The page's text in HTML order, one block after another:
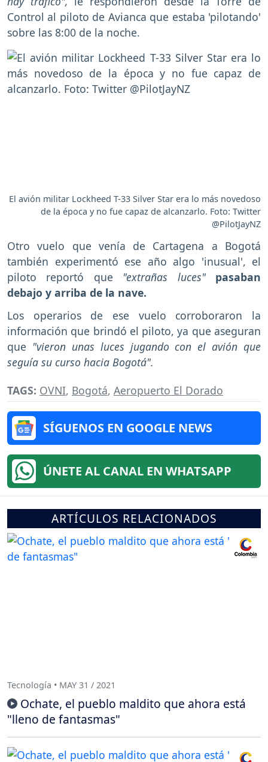
Control al piloto de Avianca que estaba 'pilotando'
sobre las 8:00 de la noche.
El avión militar Lockheed T-33 Silver Star era lo más novedoso
de la época y no fue capaz de alcanzarlo. Foto: Twitter
@PilotJayNZ
Otro vuelo que venía de Cartagena a Bogotá
también experimentó ese año algo 'inusual', el
piloto reportó que "extrañas luces"pasaban
debajo y arriba de la nave.
Los operarios de ese vuelo corroboraron la
información que brindó el piloto, ya que aseguran
que "vieron unas luces jugando con el avión que
seguía su curso hacia Bogotá".
TAGS: OVNI, Bogotá, Aeropuerto El Dorado
SÍGUENOS EN GOOGLE NEWS
ÚNETE AL CANAL EN WHATSAPP
ARTÍCULOS RELACIONADOS
Tecnología • MAY 31 / 2021
Ochate, el pueblo maldito que ahora está
"lleno de fantasmas"